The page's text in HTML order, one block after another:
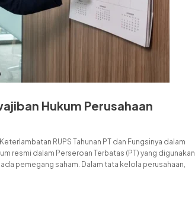
Hukum Perusahaan
RUPS Tahunan PT dan Fungsinya dalam
resmi dalam Perseroan Terbatas (PT) yang digunakan
pemegang saham. Dalam tata kelola perusahaan,